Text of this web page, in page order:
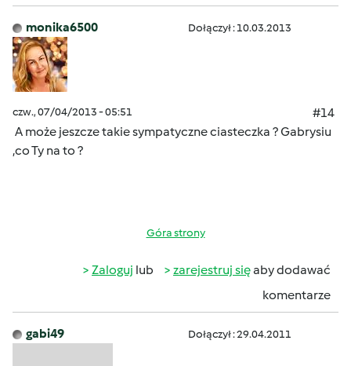
monika6500 Dołączył : 10.03.2013
czw., 07/04/2013 - 05:51
#14
A może jeszcze takie sympatyczne ciasteczka ? Gabrysiu
,co Ty na to ?
Góra strony
Zaloguj lub zarejestruj sięaby dodawać
komentarze
gabi49 Dołączył : 29.04.2011